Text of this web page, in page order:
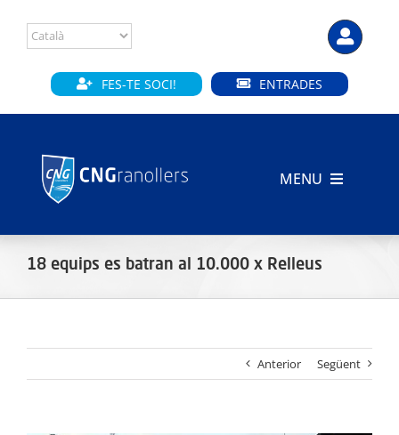
content
FES-TE SOCI! ENTRADES
MENU
18 equips es batran al 10.000 x Relleus
Anterior Següent